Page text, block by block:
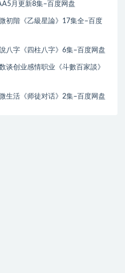
月更新8集–百度网盘
初階《乙級星論》17集全–百度
八字《四柱八字》6集–百度网盘
谈创业感情职业《斗數百家談》
生活《师徒对话》2集–百度网盘